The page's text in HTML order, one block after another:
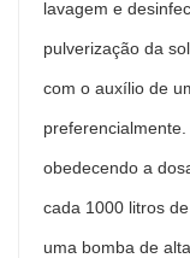
lavagem e
pulverização da
com o auxílio de
obedecendo a
cada 1000 litros
uma bomba de